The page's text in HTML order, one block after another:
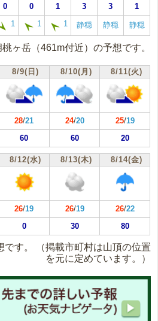
0 0 1 3 3 1
1 1 1 静穏 静穏 静穏
ヶ岳（461m付近）の予想です。
8/9(日) 8/10(月) 8/11(火)
28/21 24/20 25/19
60 60 20
8/12(水) 8/13(木) 8/14(金)
26/19 26/19 26/22
0 30 80
す。
（掲載市町村は山頂の位置
を元に定めています。）